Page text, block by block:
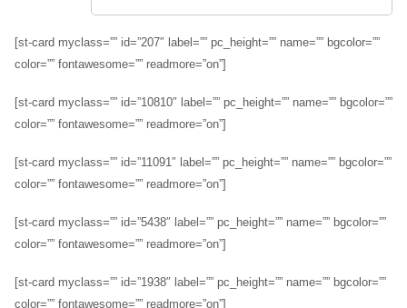
[st-card myclass=”” id=”207″ label=”” pc_height=”” name=”” bgcolor=””
color=”” fontawesome=”” readmore=”on”]
[st-card myclass=”” id=”10810″ label=”” pc_height=”” name=”” bgcolor=””
color=”” fontawesome=”” readmore=”on”]
[st-card myclass=”” id=”11091″ label=”” pc_height=”” name=”” bgcolor=””
color=”” fontawesome=”” readmore=”on”]
[st-card myclass=”” id=”5438″ label=”” pc_height=”” name=”” bgcolor=””
color=”” fontawesome=”” readmore=”on”]
[st-card myclass=”” id=”1938″ label=”” pc_height=”” name=”” bgcolor=””
color=”” fontawesome=”” readmore=”on”]